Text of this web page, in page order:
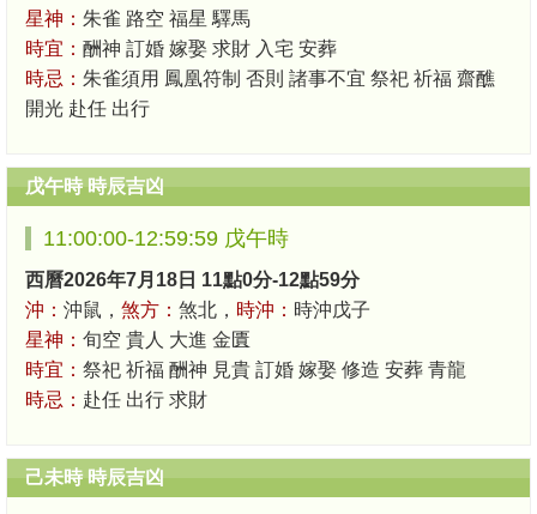
星神： 朱雀 路空 福星 驛馬
時宜： 酬神 訂婚 嫁娶 求財 入宅 安葬
時忌： 朱雀須用 鳳凰符制 否則 諸事不宜 祭祀 祈福 齋醮
開光 赴任 出行
戊午時 時辰吉凶
11:00:00-12:59:59 戊午時
西曆2026年7月18日 11點0分-12點59分
沖： 沖鼠， 煞方： 煞北， 時沖： 時沖戊子
星神： 旬空 貴人 大進 金匱
時宜： 祭祀 祈福 酬神 見貴 訂婚 嫁娶 修造 安葬 青龍
時忌： 赴任 出行 求財
己未時 時辰吉凶